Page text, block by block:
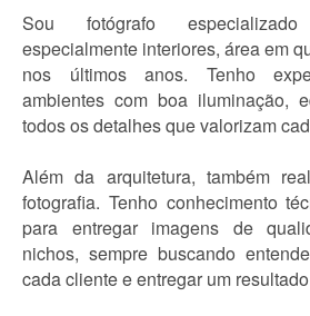
Sou fotógrafo
especialmente interiores, área em
nos últimos anos. Tenho
ambientes com boa iluminação,
todos os detalhes que valorizam
Além da arquitetura, também
fotografia. Tenho conhecimento
para entregar imagens de
nichos, sempre buscando
cada cliente e entregar um